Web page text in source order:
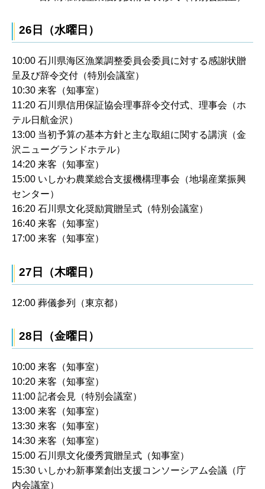
26日（水曜日）
10:00 石川県海区漁業調整委員会委員に対する感謝状贈
呈及び辞令交付（特別会議室）
10:30 来客（知事室）
11:20 石川県信用保証協会理事辞令交付式、理事会（ホ
テル日航金沢）
13:00 当初予算の基本方針と主な取組に関する講演（金
沢ニューグランドホテル）
14:20 来客（知事室）
15:00 いしかわ農業総合支援機構理事会（地場産業振興
センター）
16:20 石川県文化奨励賞贈呈式（特別会議室）
16:40 来客（知事室）
17:00 来客（知事室）
27日（木曜日）
12:00 葬儀参列（東京都）
28日（金曜日）
10:00 来客（知事室）
10:20 来客（知事室）
11:00 記者会見（特別会議室）
13:00 来客（知事室）
13:30 来客（知事室）
14:30 来客（知事室）
15:00 石川県文化優秀賞贈呈式（知事室）
15:30 いしかわ新事業創出支援コンソーシアム会議（庁
内会議室）